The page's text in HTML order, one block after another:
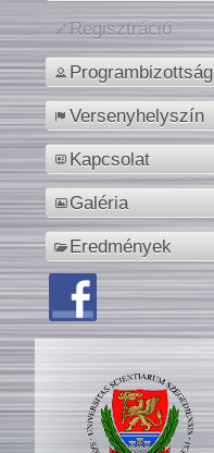
Regisztráció
Programbizottság
Versenyhelyszín
Kapcsolat
Galéria
Eredmények